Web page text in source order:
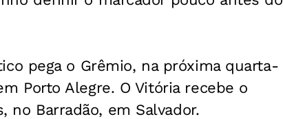
pega o Grêmio, na próxima quarta-
Porto Alegre. O Vitória recebe o
no Barradão, em Salvador.